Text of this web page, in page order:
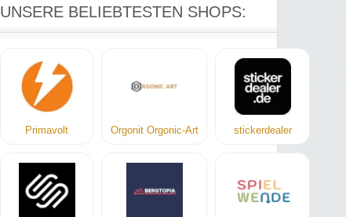
UNSERE BELIEBTESTEN SHOPS:
Primavolt Orgonit Orgonic-Art stickerdealer